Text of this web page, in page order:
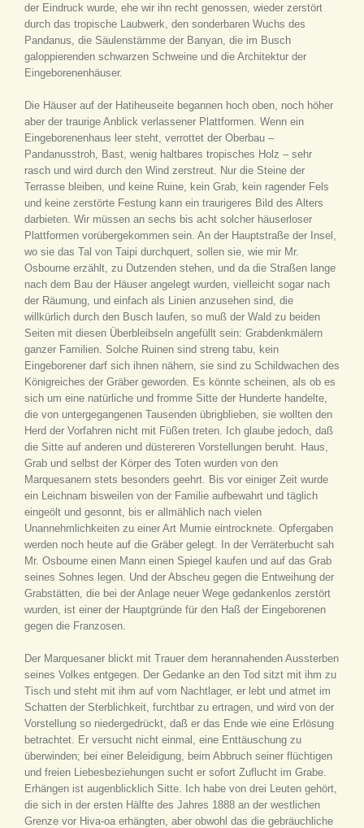
der Eindruck wurde, ehe wir ihn recht genossen, wieder zerstört
durch das tropische Laubwerk, den sonderbaren Wuchs des
Pandanus, die Säulenstämme der Banyan, die im Busch
galoppierenden schwarzen Schweine und die Architektur der
Eingeborenenhäuser.
Die Häuser auf der Hatiheuseite begannen hoch oben, noch höher
aber der traurige Anblick verlassener Plattformen. Wenn ein
Eingeborenenhaus leer steht, verrottet der Oberbau –
Pandanusstroh, Bast, wenig haltbares tropisches Holz – sehr
rasch und wird durch den Wind zerstreut. Nur die Steine der
Terrasse bleiben, und keine Ruine, kein Grab, kein ragender Fels
und keine zerstörte Festung kann ein traurigeres Bild des Alters
darbieten. Wir müssen an sechs bis acht solcher häuserloser
Plattformen vorübergekommen sein. An der Hauptstraße der Insel,
wo sie das Tal von Taipi durchquert, sollen sie, wie mir Mr.
Osbourne erzählt, zu Dutzenden stehen, und da die Straßen lange
nach dem Bau der Häuser angelegt wurden, vielleicht sogar nach
der Räumung, und einfach als Linien anzusehen sind, die
willkürlich durch den Busch laufen, so muß der Wald zu beiden
Seiten mit diesen Überbleibseln angefüllt sein: Grabdenkmälern
ganzer Familien. Solche Ruinen sind streng tabu, kein
Eingeborener darf sich ihnen nähern, sie sind zu Schildwachen des
Königreiches der Gräber geworden. Es könnte scheinen, als ob es
sich um eine natürliche und fromme Sitte der Hunderte handelte,
die von untergegangenen Tausenden übrigblieben, sie wollten den
Herd der Vorfahren nicht mit Füßen treten. Ich glaube jedoch, daß
die Sitte auf anderen und düstereren Vorstellungen beruht. Haus,
Grab und selbst der Körper des Toten wurden von den
Marquesanern stets besonders geehrt. Bis vor einiger Zeit wurde
ein Leichnam bisweilen von der Familie aufbewahrt und täglich
eingeölt und gesonnt, bis er allmählich nach vielen
Unannehmlichkeiten zu einer Art Mumie eintrocknete. Opfergaben
werden noch heute auf die Gräber gelegt. In der Verräterbucht sah
Mr. Osbourne einen Mann einen Spiegel kaufen und auf das Grab
seines Sohnes legen. Und der Abscheu gegen die Entweihung der
Grabstätten, die bei der Anlage neuer Wege gedankenlos zerstört
wurden, ist einer der Hauptgründe für den Haß der Eingeborenen
gegen die Franzosen.
Der Marquesaner blickt mit Trauer dem herannahenden Aussterben
seines Volkes entgegen. Der Gedanke an den Tod sitzt mit ihm zu
Tisch und steht mit ihm auf vom Nachtlager, er lebt und atmet im
Schatten der Sterblichkeit, furchtbar zu ertragen, und wird von der
Vorstellung so niedergedrückt, daß er das Ende wie eine Erlösung
betrachtet. Er versucht nicht einmal, eine Enttäuschung zu
überwinden; bei einer Beleidigung, beim Abbruch seiner flüchtigen
und freien Liebesbeziehungen sucht er sofort Zuflucht im Grabe.
Erhängen ist augenblicklich Sitte. Ich habe von drei Leuten gehört,
die sich in der ersten Hälfte des Jahres 1888 an der westlichen
Grenze vor Hiva-oa erhängten, aber obwohl das die gebräuchliche